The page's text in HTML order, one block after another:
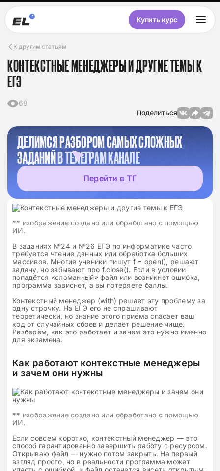
Купить курс
К другим статьям
КОНТЕКСТНЫЕ МЕНЕДЖЕРЫ И ДРУГИЕ ТЕМЫ К
ЕГЭ
68
Поделиться
ДЕЛИМСЯ РАЗБОРОМ САМЫХ СЛОЖНЫХ
ЗАДАНИЙВ ТЕЛЕГРАМ КАНАЛЕ
Перейти в ТГ
** изображение создано или обработано с помощью
ИИ.
В заданиях №24 и №26 ЕГЭ по информатике часто
требуется чтение данных или обработка больших
массивов. Многие ученики пишут f = open(), решают
задачу, но забывают про f.close(). Если в условии
попадётся «сломанный» файл или возникнет ошибка,
программа зависнет, а вы потеряете баллы.
Контекстный менеджер (with) решает эту проблему за
одну строчку. На ЕГЭ его не спрашивают
теоретически, но знание этого приёма спасает ваш
код от случайных сбоев и делает решение чище.
Разберём, как это работает и зачем это нужно именно
для экзамена.
Как работают контекстные менеджеры
и зачем они нужны
** изображение создано или обработано с помощью
ИИ.
Если совсем коротко, контекстный менеджер — это
способ гарантированно завершить работу с ресурсом.
Открываю файл — нужно потом закрыть. На первый
взгляд просто, но в реальности программа может
упасть с ошибкой, и файл останется висеть открытым.